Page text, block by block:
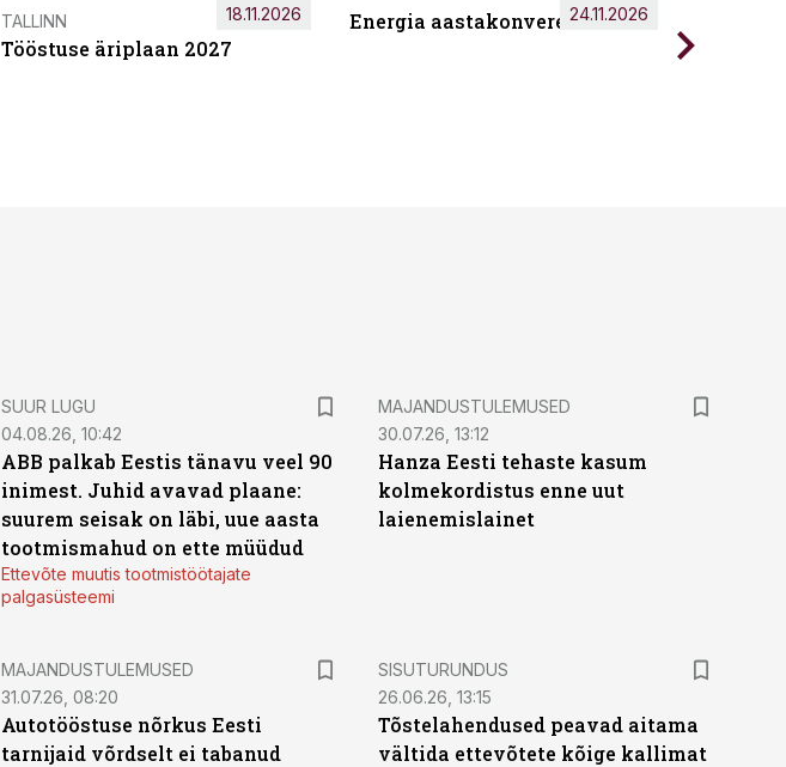
TALLINN
Tööstuse äriplaan 2027
18.11.2026 Energia aastakonverents 2026
24.11.2026
SUUR LUGU
04.08.26, 10:42
ABB palkab Eestis tänavu veel 90
inimest. Juhid avavad plaane:
suurem seisak on läbi, uue aasta
tootmismahud on ette müüdud
Ettevõte muutis tootmistöötajate
palgasüsteemi
MAJANDUSTULEMUSED
30.07.26, 13:12
Hanza Eesti tehaste kasum
kolmekordistus enne uut
laienemislainet
MAJANDUSTULEMUSED
31.07.26, 08:20
Autotööstuse nõrkus Eesti
tarnijaid võrdselt ei tabanud
ST
SISUTURUNDUS
26.06.26, 13:15
Tõstelahendused peavad aitama
vältida ettevõtete kõige kallimat